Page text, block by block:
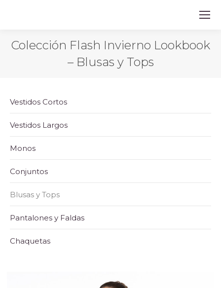
Colección Flash Invierno Lookbook
– Blusas y Tops
Vestidos Cortos
Vestidos Largos
Monos
Conjuntos
Blusas y Tops
Pantalones y Faldas
Chaquetas